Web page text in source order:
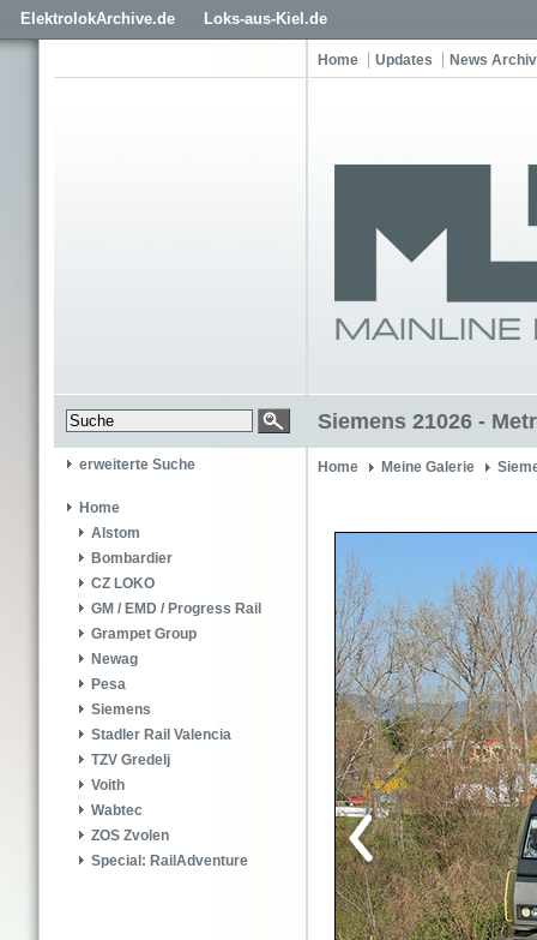
ElektrolokArchive.de Loks-aus-Kiel.de
Home Updates News Archiv
Siemens 21026 -
erweiterte Suche
Home
Alstom
Bombardier
CZ LOKO
GM / EMD / Progress Rail
Grampet Group
Newag
Pesa
Siemens
Stadler Rail Valencia
TZV Gredelj
Voith
Wabtec
ZOS Zvolen
Special: RailAdventure
Home Meine Galerie